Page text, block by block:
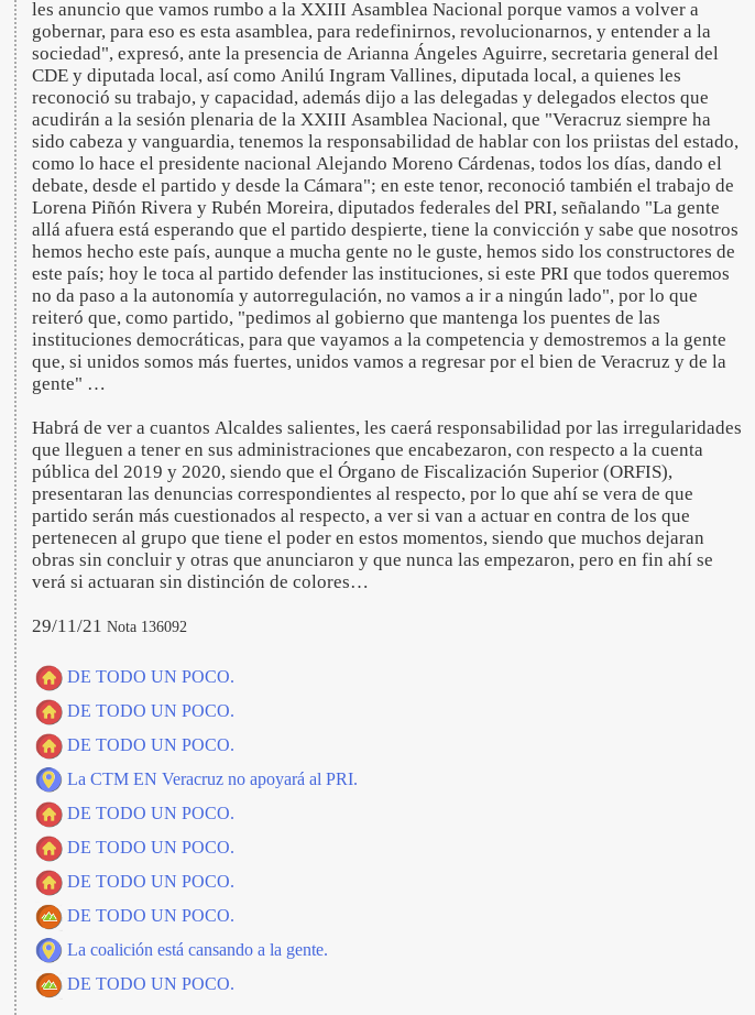
les anuncio que vamos rumbo a la XXIII Asamblea Nacional porque vamos a volver a
gobernar, para eso es esta asamblea, para redefinirnos, revolucionarnos, y entender a la
sociedad", expresó, ante la presencia de Arianna Ángeles Aguirre, secretaria general del
CDE y diputada local, así como Anilú Ingram Vallines, diputada local, a quienes les
reconoció su trabajo, y capacidad, además dijo a las delegadas y delegados electos que
acudirán a la sesión plenaria de la XXIII Asamblea Nacional, que "Veracruz siempre ha
sido cabeza y vanguardia, tenemos la responsabilidad de hablar con los priistas del estado,
como lo hace el presidente nacional Alejando Moreno Cárdenas, todos los días, dando el
debate, desde el partido y desde la Cámara"; en este tenor, reconoció también el trabajo de
Lorena Piñón Rivera y Rubén Moreira, diputados federales del PRI, señalando "La gente
allá afuera está esperando que el partido despierte, tiene la convicción y sabe que nosotros
hemos hecho este país, aunque a mucha gente no le guste, hemos sido los constructores de
este país; hoy le toca al partido defender las instituciones, si este PRI que todos queremos
no da paso a la autonomía y autorregulación, no vamos a ir a ningún lado", por lo que
reiteró que, como partido, "pedimos al gobierno que mantenga los puentes de las
instituciones democráticas, para que vayamos a la competencia y demostremos a la gente
que, si unidos somos más fuertes, unidos vamos a regresar por el bien de Veracruz y de la
gente" …
Habrá de ver a cuantos Alcaldes salientes, les caerá responsabilidad por las irregularidades
que lleguen a tener en sus administraciones que encabezaron, con respecto a la cuenta
pública del 2019 y 2020, siendo que el Órgano de Fiscalización Superior (ORFIS),
presentaran las denuncias correspondientes al respecto, por lo que ahí se vera de que
partido serán más cuestionados al respecto, a ver si van a actuar en contra de los que
pertenecen al grupo que tiene el poder en estos momentos, siendo que muchos dejaran
obras sin concluir y otras que anunciaron y que nunca las empezaron, pero en fin ahí se
verá si actuaran sin distinción de colores…
29/11/21 Nota 136092
DE TODO UN POCO.
DE TODO UN POCO.
DE TODO UN POCO.
La CTM EN Veracruz no apoyará al PRI.
DE TODO UN POCO.
DE TODO UN POCO.
DE TODO UN POCO.
DE TODO UN POCO.
La coalición está cansando a la gente.
DE TODO UN POCO.